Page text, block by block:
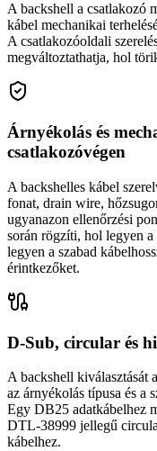
A backshell a csatlakozó
kábel mechanikai
A csatlakozóoldali
megváltoztathatja, hol
Árnyékolás és
csatlakozóvégen
A backshelles kábel
fonat, drain wire,
ugyanazon ellenőrzési
során rögzíti, hol legyen
legyen a szabad
érintkezőket.
D-Sub, circular és
A backshell kiválasztását
az árnyékolás típusa és a
Egy DB25 adatkábelhez
DTL-38999 jellegű
kábelhez.